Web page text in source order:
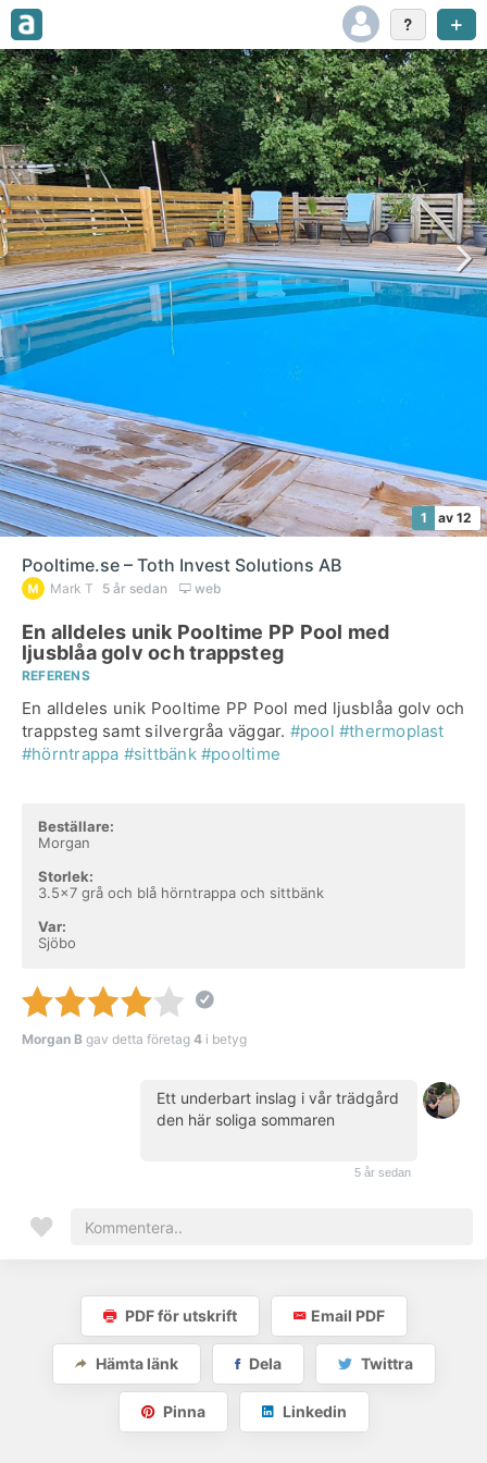
1 av 12
Pooltime.se – Toth Invest Solutions AB
Mark T 5 år sedan web
En alldeles unik Pooltime PP Pool med
ljusblåa golv och trappsteg
REFERENS
En alldeles unik Pooltime PP Pool med ljusblåa golv och
trappsteg samt silvergråa väggar. #pool #thermoplast
#hörntrappa #sittbänk #pooltime
Beställare:
Morgan
Storlek:
3.5x7 grå och blå hörntrappa och sittbänk
Var:
Sjöbo
Morgan B gav detta företag 4 i betyg
Ett underbart inslag i vår trädgård
den här soliga sommaren
5 år sedan
PDF för utskrift Email PDF
Hämta länk Dela Twittra
Pinna Linkedin